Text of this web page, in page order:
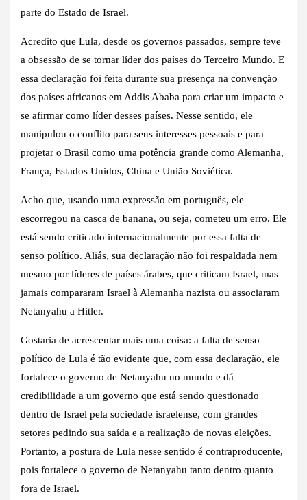
parte do Estado de Israel.
Acredito que Lula, desde os governos passados, sempre teve
a obsessão de se tornar líder dos países do Terceiro Mundo. E
essa declaração foi feita durante sua presença na convenção
dos países africanos em Addis Ababa para criar um impacto e
se afirmar como líder desses países. Nesse sentido, ele
manipulou o conflito para seus interesses pessoais e para
projetar o Brasil como uma potência grande como Alemanha,
França, Estados Unidos, China e União Soviética.
Acho que, usando uma expressão em português, ele
escorregou na casca de banana, ou seja, cometeu um erro. Ele
está sendo criticado internacionalmente por essa falta de
senso político. Aliás, sua declaração não foi respaldada nem
mesmo por líderes de países árabes, que criticam Israel, mas
jamais compararam Israel à Alemanha nazista ou associaram
Netanyahu a Hitler.
Gostaria de acrescentar mais uma coisa: a falta de senso
político de Lula é tão evidente que, com essa declaração, ele
fortalece o governo de Netanyahu no mundo e dá
credibilidade a um governo que está sendo questionado
dentro de Israel pela sociedade israelense, com grandes
setores pedindo sua saída e a realização de novas eleições.
Portanto, a postura de Lula nesse sentido é contraproducente,
pois fortalece o governo de Netanyahu tanto dentro quanto
fora de Israel.